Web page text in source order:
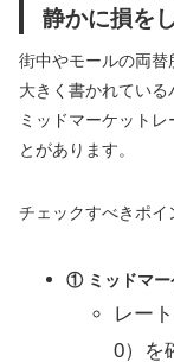
静かに損を
街中やモールの両替
大きく書かれてい
ミッドマーケット
とがあります。
チェックすべきポイ
① ミッドマー
レー
0）を